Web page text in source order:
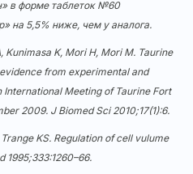
в форме таблеток №60
на 5,5% ниже, чем у аналога.
Kunimasa K, Mori H, Mori M. Taurine
from experimental and
International Meeting of Taurine Fort
2009. J Biomed Sci 2010;17(1):6.
KS. Regulation of cell vulume
1995;333:1260–66.